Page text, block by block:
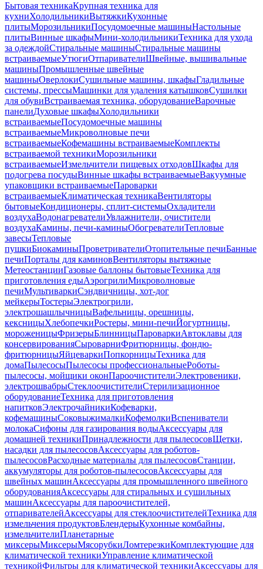
Бытовая техникаКрупная техника для
кухниХолодильникиВытяжкиКухонные
плитыМорозильникиПосудомоечные машиныНастольные
плитыВинные шкафыМини-холодильникиТехника для ухода
за одеждойСтиральные машиныСтиральные машины
встраиваемыеУтюгиОтпаривателиШвейные, вышивальные
машиныПромышленные швейные
машиныОверлокиСушильные машины, шкафыГладильные
системы, прессыМашинки для удаления катышковСушилки
для обувиВстраиваемая техника, оборудованиеВарочные
панелиДуховые шкафыХолодильники
встраиваемыеПосудомоечные машины
встраиваемыеМикроволновые печи
встраиваемыеКофемашины встраиваемыеКомплекты
встраиваемой техникиМорозильники
встраиваемыеИзмельчители пищевых отходовШкафы для
подогрева посудыВинные шкафы встраиваемыеВакуумные
упаковщики встраиваемыеПароварки
встраиваемыеКлиматическая техникаВентиляторы
бытовыеКондиционеры, сплит-системыОхладители
воздухаВодонагревателиУвлажнители, очистители
воздухаКамины, печи-каминыОбогревателиТепловые
завесыТепловые
пушкиБиокаминыПроветривателиОтопительные печиБанные
печиПорталы для каминовВентиляторы вытяжные
МетеостанцииГазовые баллоны бытовыеТехника для
приготовления едыАэрогрилиМикроволновые
печиМультиваркиСэндвичницы, хот-дог
мейкерыТостерыЭлектрогрили,
электрошашлычницыВафельницы, орешницы,
кексницыХлебопечкиРостеры, мини-печиЙогуртницы,
мороженицыФризерыБлинницыПароваркиАвтоклавы для
консервированияСыроварниФритюрницы, фондю-
фритюрницыЯйцеваркиПопкорницыТехника для
домаПылесосыПылесосы профессиональныеРоботы-
пылесосы, мойщики оконПароочистителиЭлектровеники,
электрошвабрыСтеклоочистителиСтерилизационное
оборудованиеТехника для приготовления
напитковЭлектрочайникиКофеварки,
кофемашиныСоковыжималкиКофемолкиВспениватели
молокаСифоны для газирования водыАксессуары для
домашней техникиПринадлежности для пылесосовЩетки,
насадки для пылесосовАксессуары для роботов-
пылесосовРасходные материалы для пылесосовСтанции,
аккумуляторы для роботов-пылесосовАксессуары для
швейных машинАксессуары для промышленного швейного
оборудованияАксессуары для стиральных и сушильных
машинАксессуары для пароочистителей,
отпаривателейАксессуары для стеклоочистителейТехника для
измельчения продуктовБлендерыКухонные комбайны,
измельчителиПланетарные
миксерыМиксерыМясорубкиЛомтерезкиКомплектующие для
климатической техникиУправление климатической
техникойФильтры для климатической техникиАксессуары для